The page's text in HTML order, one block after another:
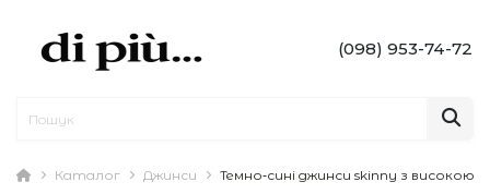
(098) 953-74-72
Каталог Джинси Темно‑сині джинси skinny з високою